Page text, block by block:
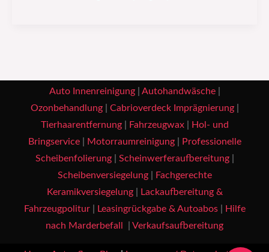
Auto Innenreinigung| Autohandwäsche|
Ozonbehandlung| Cabrioverdeck Imprägnierung|
Tierhaarentfernung| Fahrzeugwax|
Hol- und
Bringservice| Motorraumreinigung|
Professionelle
Scheibenfolierung| Scheinwerferaufbereitung|
Scheibenversiegelung|
Fachgerechte
Keramikversiegelung|
Lackaufbereitung &
Fahrzeugpolitur| Leasingrückgabe & Autoabos|
Hilfe
nach Marderbefall
Verkaufsaufbereitung